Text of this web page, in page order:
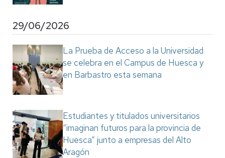
29/06/2026
La Prueba de Acceso a la Universidad
se celebra en el Campus de Huesca y
en Barbastro esta semana
Estudiantes y titulados universitarios
“imaginan futuros para la provincia de
Huesca” junto a empresas del Alto
Aragón